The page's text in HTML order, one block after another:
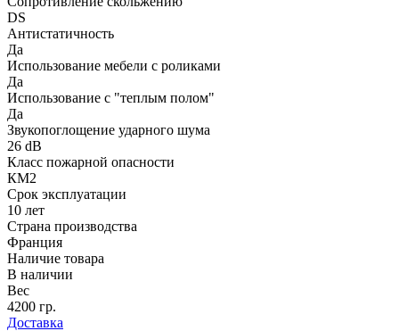
DS
Антистатичность
Да
Использование мебели с роликами
Да
Использование с "теплым полом"
Да
Звукопоглощение ударного шума
26 dB
Класс пожарной опасности
КМ2
Срок эксплуатации
10 лет
Страна производства
Франция
Наличие товара
В наличии
Вес
4200 гр.
Доставка